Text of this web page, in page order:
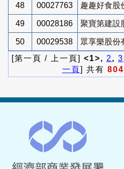
48 00027763 趣趣好食股
49 00028186 聚寶第建設
50 00029538
眾享樂股份
[第一頁 / 上一頁] <1>, 2 , 3
一頁] 共有